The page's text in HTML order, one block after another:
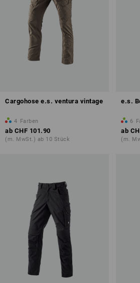
Cargohose e.s. ventura vintage
4 Farben
ab CHF 101.90
(m. MwSt.) ab 10 Stück
e.s.
6
ab
(m.